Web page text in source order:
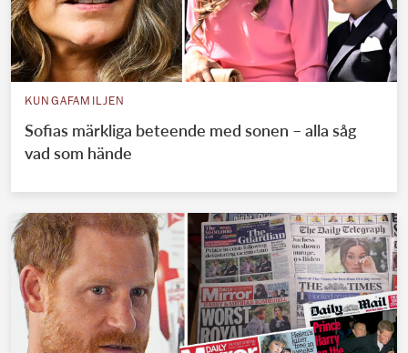
KUNGAFAMILJEN
Sofias märkliga beteende med sonen – alla såg
vad som hände